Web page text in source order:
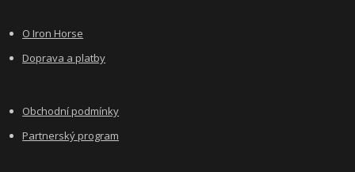
O Iron Horse
Doprava a platby
Obchodní podmínky
Partnerský program